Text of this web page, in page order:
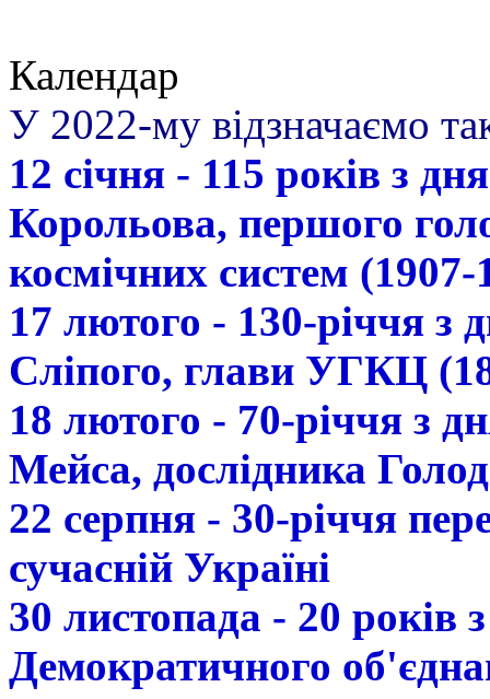
Календар
У 2022-му відзначаємо
12 січня - 115 років з
Корольова, першого
космічних систем (1907-
17 лютого - 130-річчя з
Сліпого, глави УГКЦ
18 лютого - 70-річчя з
Мейса, дослідника
22 серпня - 30-річчя
сучасній Україні
30 листопада - 20 років
Демократичного